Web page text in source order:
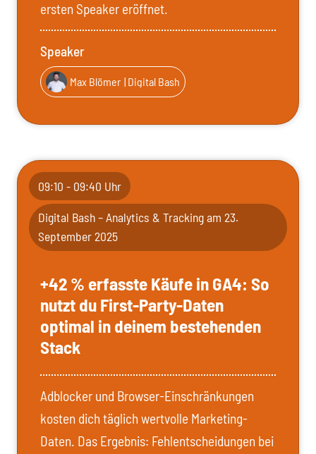
ersten Speaker eröffnet.
Speaker
Max Blömer | Digital Bash
09:10 - 09:40 Uhr
Digital Bash – Analytics & Tracking am 23.
September 2025
+42 % erfasste Käufe in GA4: So
nutzt du First-Party-Daten
optimal in deinem bestehenden
Stack
Adblocker und Browser-Einschränkungen
kosten dich täglich wertvolle Marketing-
Daten. Das Ergebnis: Fehlentscheidungen bei